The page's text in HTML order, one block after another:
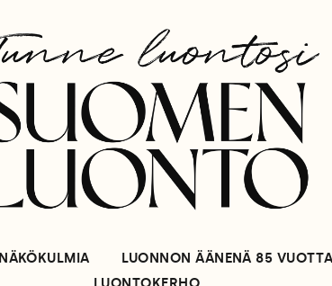
NÄKÖKULMIA LUONNON ÄÄNENÄ 85 VUOTTA